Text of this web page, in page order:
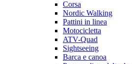
Corsa
Nordic Walking
Pattini in linea
Motocicletta
ATV-Quad
Sightseeing
Barca e canoa